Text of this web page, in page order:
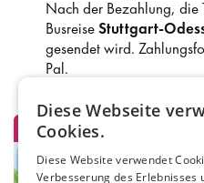
Nach der Bezahlung, die
BusreiseStuttgart-
gesendet wird.
Pal.
Diese Webseite
Cookies.
Diese Website verwendet
Verbesserung des Erlebnisses